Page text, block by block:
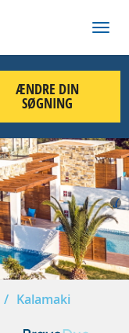
ÆNDRE DIN
SØGNING
Kalamaki